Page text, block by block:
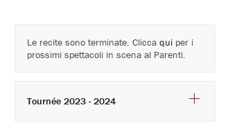
Le recite sono terminate. Clicca quiper i
prossimi spettacoli in scena al Parenti.
Tournée 2023 - 2024